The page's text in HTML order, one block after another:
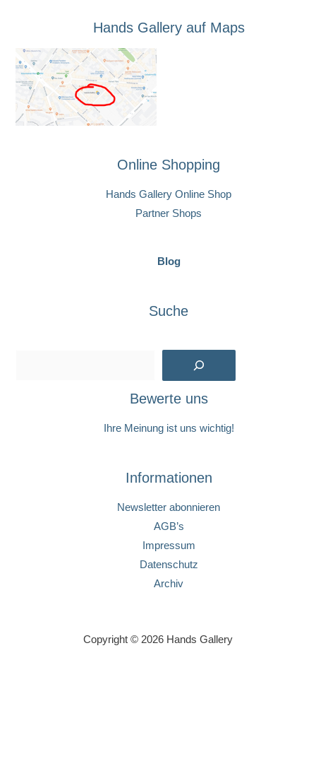
Hands Gallery auf Maps
Online Shopping
Hands Gallery Online Shop
Partner Shops
Blog
Suche
Bewerte uns
Ihre Meinung ist uns wichtig!
Informationen
Newsletter abonnieren
AGB’s
Impressum
Datenschutz
Archiv
Copyright © 2026 Hands Gallery